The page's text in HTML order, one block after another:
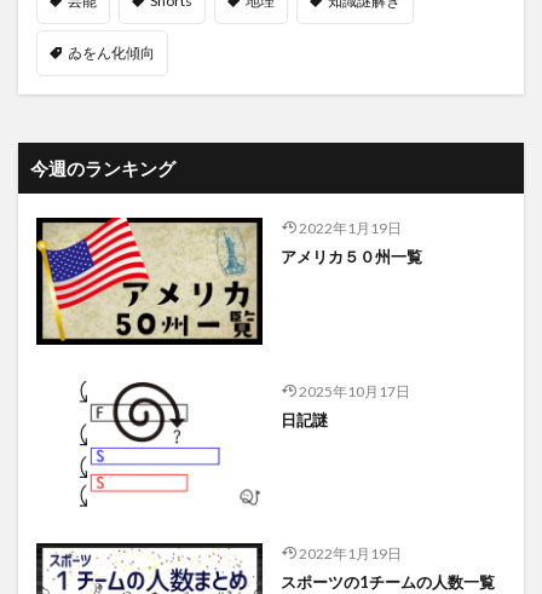
ゐをん化傾向
今週のランキング
2022年1月19日
アメリカ５０州一覧
2025年10月17日
日記謎
2022年1月19日
スポーツの1チームの人数一覧